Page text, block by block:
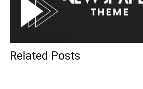
Related Posts